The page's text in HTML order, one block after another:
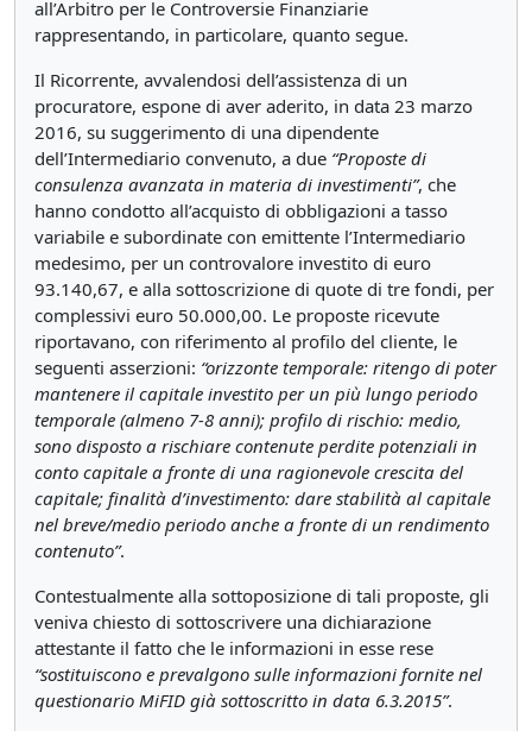
all’Arbitro per le Controversie Finanziarie
rappresentando, in particolare, quanto segue.
Il Ricorrente, avvalendosi dell’assistenza di un
procuratore, espone di aver aderito, in data 23 marzo
2016, su suggerimento di una dipendente
dell’Intermediario convenuto, a due “Proposte di
consulenza avanzata in materia di investimenti”, che
hanno condotto all’acquisto di obbligazioni a tasso
variabile e subordinate con emittente l’Intermediario
medesimo, per un controvalore investito di euro
93.140,67, e alla sottoscrizione di quote di tre fondi, per
complessivi euro 50.000,00. Le proposte ricevute
riportavano, con riferimento al profilo del cliente, le
seguenti asserzioni: “orizzonte temporale: ritengo di poter
mantenere il capitale investito per un più lungo periodo
temporale (almeno 7-8 anni); profilo di rischio: medio,
sono disposto a rischiare contenute perdite potenziali in
conto capitale a fronte di una ragionevole crescita del
capitale; finalità d’investimento: dare stabilità al capitale
nel breve/medio periodo anche a fronte di un rendimento
contenuto”.
Contestualmente alla sottoposizione di tali proposte, gli
veniva chiesto di sottoscrivere una dichiarazione
attestante il fatto che le informazioni in esse rese
“sostituiscono e prevalgono sulle informazioni fornite nel
questionario MiFID già sottoscritto in data 6.3.2015”.